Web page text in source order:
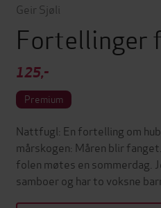
Geir Sjøli
Fortellinger
125,-
Premium
Nattfugl: En fortelling om
mårskogen: Måren blir
folen møtes en sommerdag.
samboer og har to voksne